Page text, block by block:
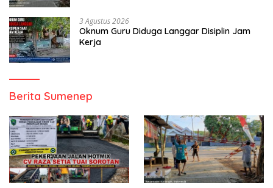
3 Agustus 2026
Oknum Guru Diduga Langgar Disiplin Jam
Kerja
Berita Sumenep